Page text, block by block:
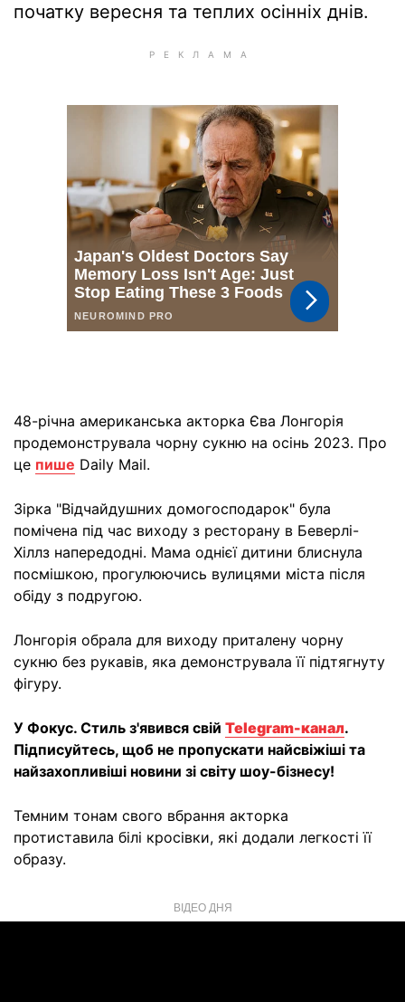
початку вересня та теплих осінніх днів.
48-річна американська акторка Єва Лонгорія
продемонструвала чорну сукню на осінь 2023. Про
це пише Daily Mail.
Зірка "Відчайдушних домогосподарок" була
помічена під час виходу з ресторану в Беверлі-
Хіллз напередодні. Мама однієї дитини блиснула
посмішкою, прогулюючись вулицями міста після
обіду з подругою.
Лонгорія обрала для виходу приталену чорну
сукню без рукавів, яка демонструвала її підтягнуту
фігуру.
У Фокус. Стиль з'явився свій Telegram-канал.
Підписуйтесь, щоб не пропускати найсвіжіші та
найзахопливіші новини зі світу шоу-бізнесу!
Темним тонам свого вбрання акторка
протиставила білі кросівки, які додали легкості її
образу.
ВІДЕО ДНЯ